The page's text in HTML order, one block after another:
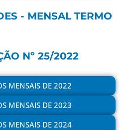
- MENSAL TERMO
Nº 25/2022
MENSAIS DE 2022
MENSAIS DE 2023
MENSAIS DE 2024